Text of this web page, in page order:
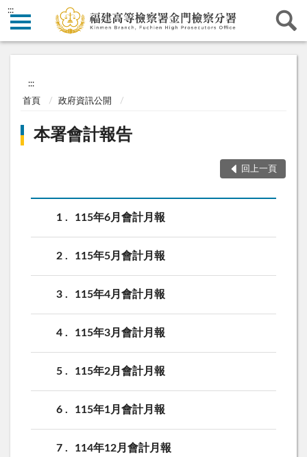
:::
:::
首頁 政府資訊公開
本署會計報告
回上一頁
1 115年6月會計月報
2 115年5月會計月報
3 115年4月會計月報
4 115年3月會計月報
5 115年2月會計月報
6 115年1月會計月報
7 114年12月會計月報